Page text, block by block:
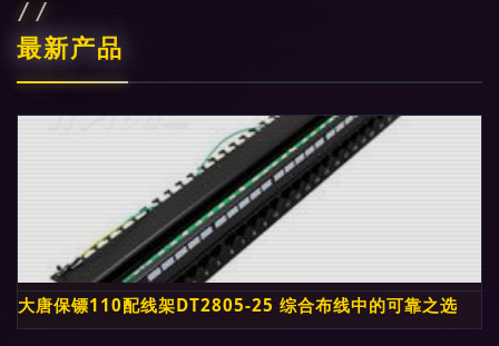
最新产品
大唐保镖110配线架DT2805-25 综合布线中的可靠之选